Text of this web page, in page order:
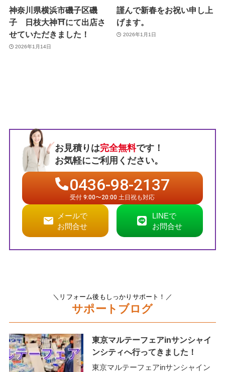
神奈川県横浜市磯子区磯
子 日枝大神⛩️にて出店さ
せていただきました！
2026年1月14日
謹んで新春をお祝い申し上
げます。
2026年1月1日
お見積りは完全無料です！
お気軽にご利用ください。
0436-98-2137
受付 9:00〜20:00 土日祝も対応
メールで
お問合せ
LINEで
お問合せ
＼リフォーム後もしっかりサポート！／
サポートブログ
東京マルテーフェアinサンシャイ
ンシティへ行ってきました！
東京マルテーフェアinサンシャイン